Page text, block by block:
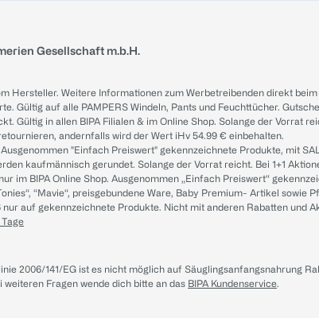
Gesellschaft m.b.H.
Hersteller. Weitere Informationen zum Werbetreibenden direkt
Gültig auf alle PAMPERS Windeln, Pants und Feuchttücher.
Gültig in allen BIPA Filialen & im Online Shop. Solange der Vorrat
andernfalls wird der Wert iHv 54.99 € einbehalten.
Ausgenommen "Einfach Preiswert" gekennzeichnete Produkte, mit
kaufmännisch gerundet. Solange der Vorrat reicht. Bei 1+1
im BIPA Online Shop. Ausgenommen „Einfach Preiswert“
“Mavie“, preisgebundene Ware, Baby Premium- Artikel
nur auf gekennzeichnete Produkte. Nicht mit anderen Rabatten und
2006/141/EG ist es nicht möglich auf Säuglingsanfangsnahrung
weiteren Fragen wende dich bitte an das BIPA Kundenservice.